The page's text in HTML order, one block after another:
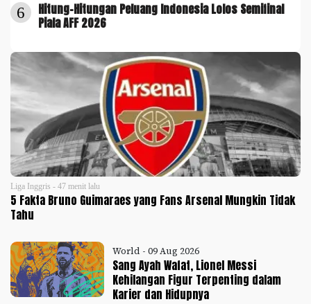
6
Hitung-Hitungan Peluang Indonesia Lolos Semifinal
Piala AFF 2026
Liga Inggris - 47 menit lalu
5 Fakta Bruno Guimaraes yang Fans Arsenal Mungkin Tidak
Tahu
World - 09 Aug 2026
Sang Ayah Wafat, Lionel Messi
Kehilangan Figur Terpenting dalam
Karier dan Hidupnya